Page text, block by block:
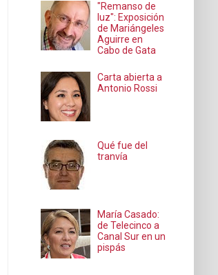
"Remanso de
luz": Exposición
de Mariángeles
Aguirre en
Cabo de Gata
Carta abierta a
Antonio Rossi
Qué fue del
tranvía
María Casado:
de Telecinco a
Canal Sur en un
pispás